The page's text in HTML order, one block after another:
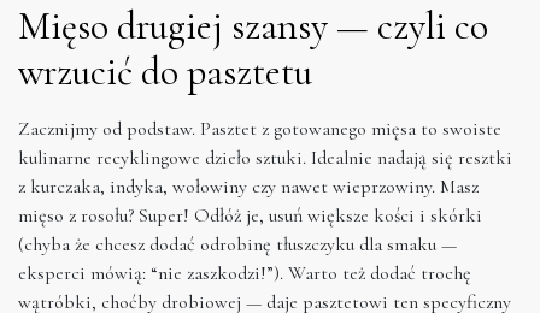
Mięso drugiej szansy — czyli co
wrzucić do pasztetu
Zacznijmy od podstaw. Pasztet z gotowanego mięsa to swoiste
kulinarne recyklingowe dzieło sztuki. Idealnie nadają się resztki
z kurczaka, indyka, wołowiny czy nawet wieprzowiny. Masz
mięso z rosołu? Super! Odłóż je, usuń większe kości i skórki
(chyba że chcesz dodać odrobinę tłuszczyku dla smaku —
eksperci mówią: “nie zaszkodzi!”). Warto też dodać trochę
wątróbki, choćby drobiowej — daje pasztetowi ten specyficzny